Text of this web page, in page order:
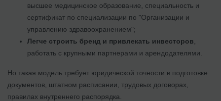
высшее медицинское образование, специальность и
сертификат по специализации по "Организации и
управлению здравоохранением";
Легче строить бренд и привлекать инвесторов
работать с крупными партнерами и арендодателями.
Но такая модель требует юридической точности в подготовке
документов, штатном расписании, трудовых договорах,
правилах внутреннего распорядка.